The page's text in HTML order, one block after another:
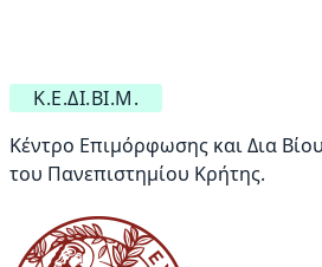
Κ.Ε.ΔΙ.ΒΙ.Μ.
Κέντρο Επιμόρφωσης και Δια
του Πανεπιστημίου Κρήτης.